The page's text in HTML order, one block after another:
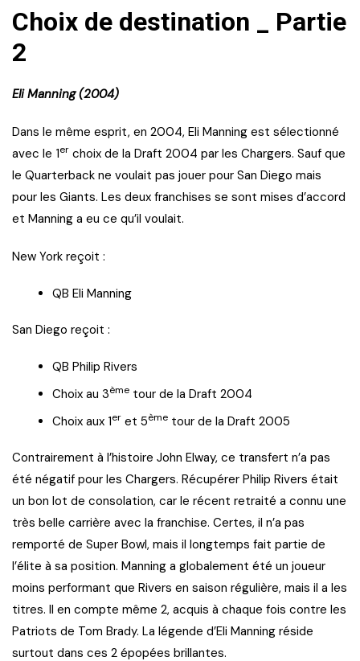
Choix de destination _ Partie
2
Eli Manning (2004)
Dans le même esprit, en 2004, Eli Manning est sélectionné
avec le 1er choix de la Draft 2004 par les Chargers. Sauf que
le Quarterback ne voulait pas jouer pour San Diego mais
pour les Giants. Les deux franchises se sont mises d’accord
et Manning a eu ce qu’il voulait.
New York reçoit :
QB Eli Manning
San Diego reçoit :
QB Philip Rivers
Choix au 3ème tour de la Draft 2004
Choix aux 1er et 5ème tour de la Draft 2005
Contrairement à l’histoire John Elway, ce transfert n’a pas
été négatif pour les Chargers. Récupérer Philip Rivers était
un bon lot de consolation, car le récent retraité a connu une
très belle carrière avec la franchise. Certes, il n’a pas
remporté de Super Bowl, mais il longtemps fait partie de
l’élite à sa position. Manning a globalement été un joueur
moins performant que Rivers en saison régulière, mais il a les
titres. Il en compte même 2, acquis à chaque fois contre les
Patriots de Tom Brady. La légende d’Eli Manning réside
surtout dans ces 2 épopées brillantes.